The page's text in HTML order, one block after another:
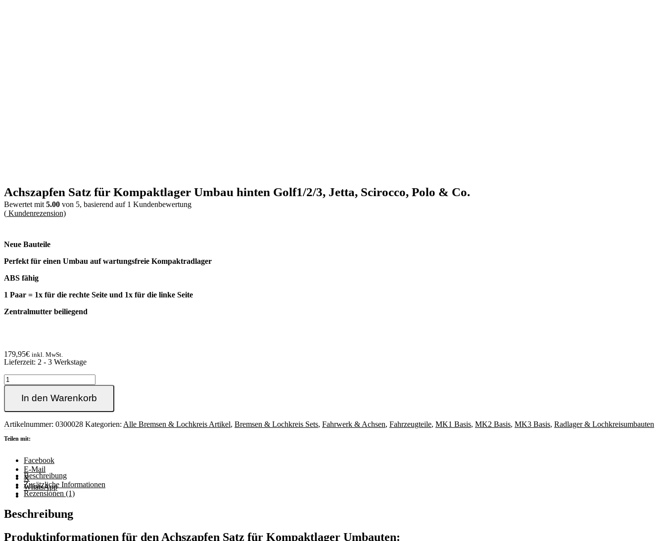
Achszapfen Satz für Kompaktlager Umbau hinten Golf1/2/3, Jetta, Scirocco, Polo & Co.
Bewertet mit 5.00 von 5, basierend auf 1 Kundenbewertung
( Kundenrezension)
Neue Bauteile
Perfekt für einen Umbau aufwartungsfreie Kompaktradlager
ABS fähig
1 Paar = 1x für die rechte Seite und 1x für die linke Seite
Zentralmutter beiliegend
179,95€ inkl. MwSt.
Lieferzeit: 2 - 3 Werkstage
Achszapfen
Satz
Umbau
hinten
Golf1/2/3,
Jetta,
Polo
Menge
In den Warenkorb
Artikelnummer: 0300028 Kategorien: Alle Bremsen & Lochkreis Artikel, Bremsen & Lochkreis Sets, Fahrwerk & Achsen, Fahrzeugteile, MK1 Basis, MK2 Basis, MK3 Basis, Radlager & Lochkreisumbauten
Teilen mit:
Facebook
E-Mail
X
WhatsApp
Beschreibung
Zusätzliche Informationen
Rezensionen (1)
Beschreibung
Produktinformationen für den Achszapfen Satz für Kompaktlager Umbauten: